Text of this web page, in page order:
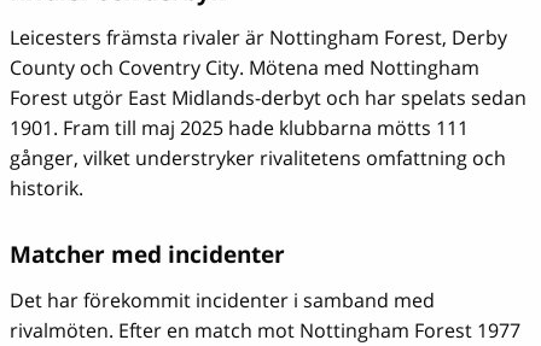
Leicesters främsta rivaler är Nottingham Forest, Derby
County och Coventry City. Mötena med Nottingham
Forest utgör East Midlands-derbyt och har spelats sedan
1901. Fram till maj 2025 hade klubbarna mötts 111
gånger, vilket understryker rivalitetens omfattning och
historik.
Matcher med incidenter
Det har förekommit incidenter i samband med
rivalmöten. Efter en match mot Nottingham Forest 1977